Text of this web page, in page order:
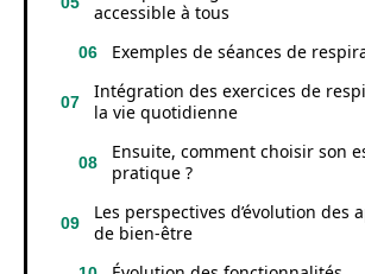
accessible à tous
Exemples de séances de
Intégration des exercices de
la vie quotidienne
Ensuite, comment choisir son
pratique ?
Les perspectives d’évolution des
de bien-être